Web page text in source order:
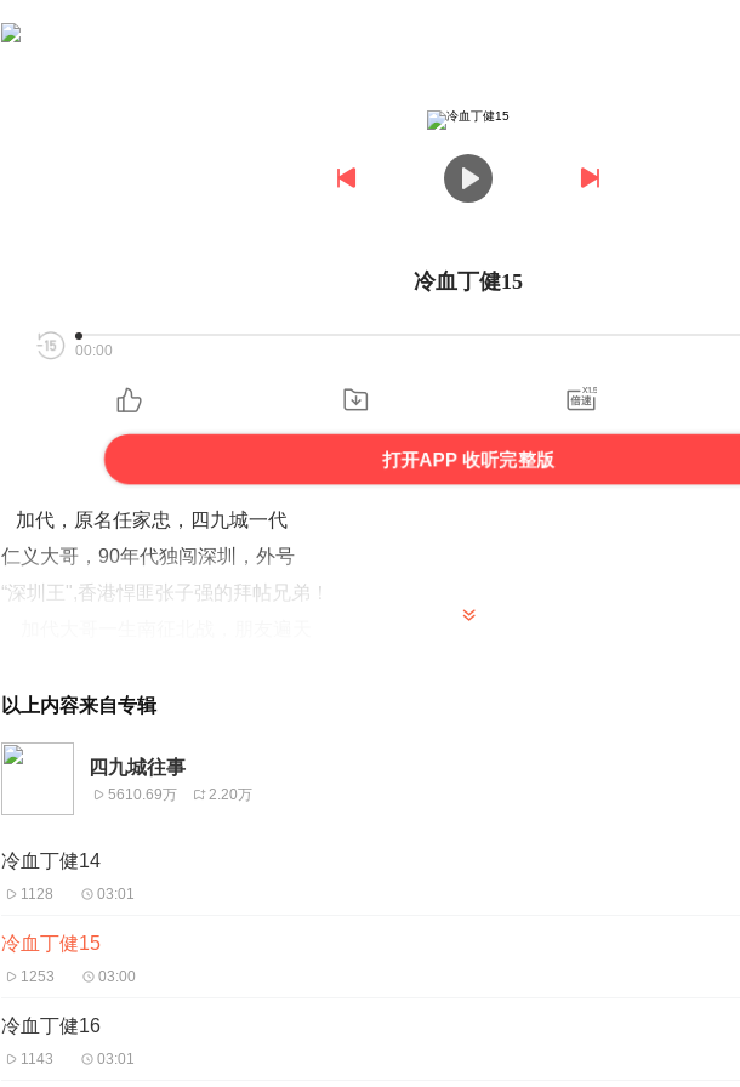
冷血丁健15
00:00
打开APP 收听完整版
加代，原名任家忠，四九城一代
仁义大哥，90年代独闯深圳，外号
“深圳王",香港悍匪张子强的拜帖兄弟！
年代算是四九城江湖的天花板级人物。
听老弟为你讲述加代大哥的传奇一
生，喜欢听的留个关注，每天晚上6点
持续更新！
以上内容来自专辑
四九城往事
5610.69万 2.20万
冷血丁健14
1128 03:01
冷血丁健15
1253 03:00
冷血丁健16
1143 03:01